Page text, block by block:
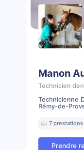
Manon
Technicien
Technicienne
Rémy-de-
📖 7 prestations
Prendre